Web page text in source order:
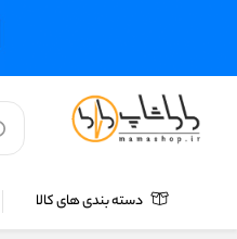
دسته بندی های کالا